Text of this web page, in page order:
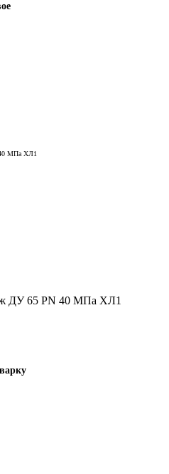
ДУ 65 РN 40 МПа ХЛ1